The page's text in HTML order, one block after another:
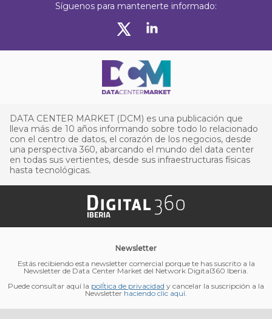
Síguenos para mantenerte informado:
DATA CENTER MARKET (DCM) es una publicación que
lleva más de 10 años informando sobre todo lo relacionado
con el centro de datos, el corazón de los negocios, desde
una perspectiva 360, abarcando el mundo del data center
en todas sus vertientes, desde sus infraestructuras físicas
hasta tecnológicas.
Newsletter
Estás recibiendo esta newsletter comercial porque te has suscrito a la
Newsletter de Data Center Market del Network Digital360 Iberia.
Puede consultar aquí la polÍtica de privacidad y cancelar la suscripción a la
Newsletter haciendo clic aquí.